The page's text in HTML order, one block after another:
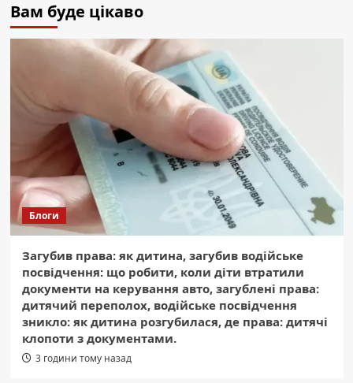
Вам буде цікаво
Блоги
Загубив права: як дитина, загубив водійське
посвідчення: що робити, коли діти втратили
документи на керування авто, загублені права:
дитячий переполох, водійське посвідчення
зникло: як дитина розгубилася, де права: дитячі
клопоти з документами.
3 години тому назад